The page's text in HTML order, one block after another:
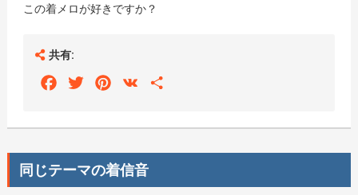
この着メロが好きですか？
共有:
FacebookTwitterPinterest
VK
同じテーマの着信音